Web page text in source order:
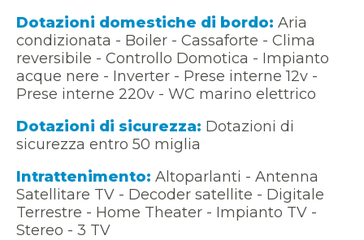
Dotazioni domestiche di bordo: Aria
condizionata - Boiler - Cassaforte - Clima
reversibile - Controllo Domotica - Impianto
acque nere - Inverter - Prese interne 12v -
Prese interne 220v - WC marino elettrico
Dotazioni di sicurezza: Dotazioni di
sicurezza entro 50 miglia
Intrattenimento: Altoparlanti - Antenna
Satellitare TV - Decoder satellite - Digitale
Terrestre - Home Theater - Impianto TV -
Stereo - 3 TV